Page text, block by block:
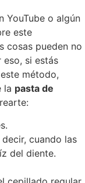
YouTube o algún
este
cosas pueden no
si estás
método,
la pasta de
decir, cuando las
del diente.